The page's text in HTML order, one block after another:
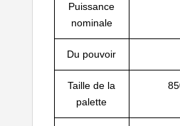
Puissance
nominale
Du pouvoir
Taille de la
palette